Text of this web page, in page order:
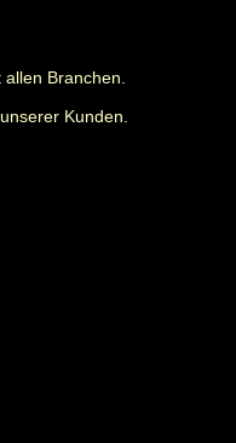
Branchen.
Kunden.